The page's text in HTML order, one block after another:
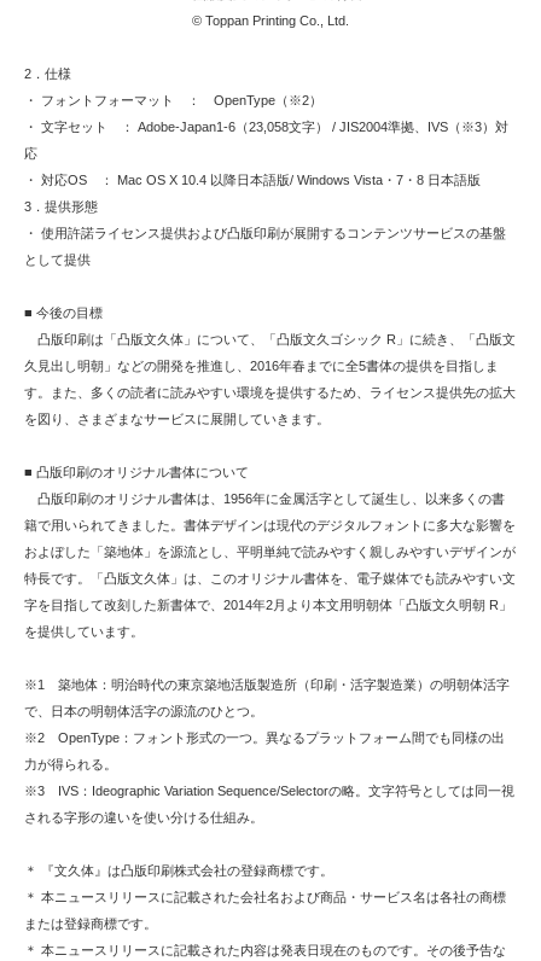
© Toppan Printing Co., Ltd.
2．仕様
・ フォントフォーマット ： OpenType（※2）
・ 文字セット ： Adobe-Japan1-6（23,058文字） / JIS2004準拠、IVS（※3）対
応
・ 対応OS ： Mac OS X 10.4 以降日本語版/ Windows Vista・7・8 日本語版
3．提供形態
・ 使用許諾ライセンス提供および凸版印刷が展開するコンテンツサービスの基盤
として提供
■ 今後の目標
凸版印刷は「凸版文久体」について、「凸版文久ゴシック R」に続き、「凸版文
久見出し明朝」などの開発を推進し、2016年春までに全5書体の提供を目指しま
す。また、多くの読者に読みやすい環境を提供するため、ライセンス提供先の拡大
を図り、さまざまなサービスに展開していきます。
■ 凸版印刷のオリジナル書体について
凸版印刷のオリジナル書体は、1956年に金属活字として誕生し、以来多くの書
籍で用いられてきました。書体デザインは現代のデジタルフォントに多大な影響を
およぼした「築地体」を源流とし、平明単純で読みやすく親しみやすいデザインが
特長です。「凸版文久体」は、このオリジナル書体を、電子媒体でも読みやすい文
字を目指して改刻した新書体で、2014年2月より本文用明朝体「凸版文久明朝 R」
を提供しています。
※1 築地体：明治時代の東京築地活版製造所（印刷・活字製造業）の明朝体活字
で、日本の明朝体活字の源流のひとつ。
※2 OpenType：フォント形式の一つ。異なるプラットフォーム間でも同様の出
力が得られる。
※3 IVS：Ideographic Variation Sequence/Selectorの略。文字符号としては同一視
される字形の違いを使い分ける仕組み。
＊ 『文久体』は凸版印刷株式会社の登録商標です。
＊ 本ニュースリリースに記載された会社名および商品・サービス名は各社の商標
または登録商標です。
＊ 本ニュースリリースに記載された内容は発表日現在のものです。その後予告な